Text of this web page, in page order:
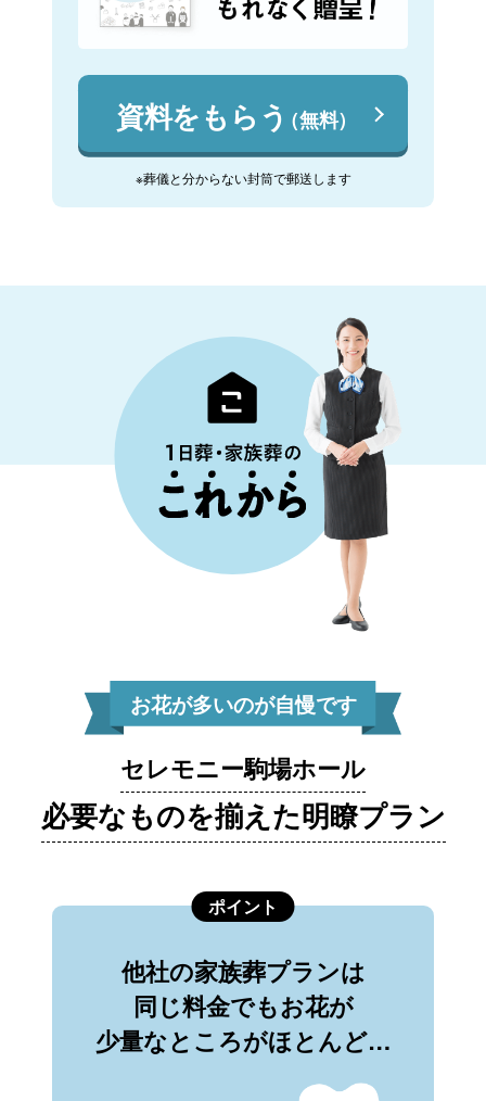
資料をもらう（無料）
※葬儀と分からない封筒で郵送します
お花が多いのが自慢です
セレモニー駒場ホール
必要なものを揃えた明瞭プラン
ポイント
他社の家族葬プランは
同じ料金でもお花が
少量なところがほとんど…